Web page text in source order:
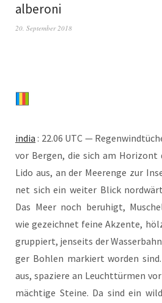
alberoni
20. September 2018
india : 22.06 UTC —
vor Ber­gen, die sich am Hori­zont
Lido aus, an der Meer­enge zur
net sich ein wei­ter Blick
Das Meer noch beru­higt,
wie gezeich­net fei­ne Akzen­te,
grup­piert, jen­seits der
ger Boh­len mar­kiert wor­den
aus, spa­zie­re an Leucht­tür­men
mäch­ti­ge Stei­ne. Da sind ein